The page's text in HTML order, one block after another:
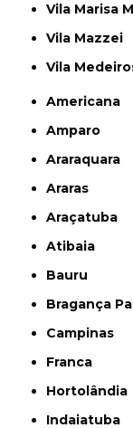
Vila Marisa
Vila Mazzei
Vila
Americana
Amparo
Araraquara
Araras
Araçatuba
Atibaia
Bauru
Bragança
Campinas
Franca
Hortolândia
Indaiatuba